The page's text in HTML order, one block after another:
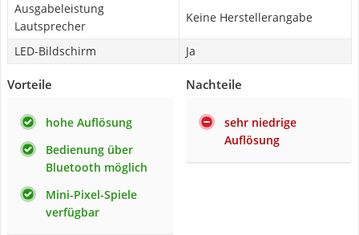
Ausgabeleistung
Lautsprecher
Keine Herstellerangabe
LED-Bildschirm Ja
Vorteile
hohe Auflösung
Bedienung über
Bluetooth möglich
Mini-Pixel-Spiele
verfügbar
Nachteile
sehr niedrige
Auflösung